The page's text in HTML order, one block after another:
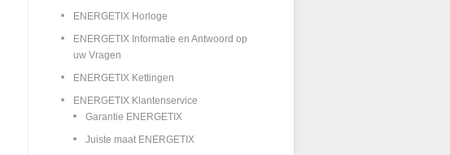
ENERGETIX Horloge
ENERGETIX Informatie en Antwoord op
uw Vragen
ENERGETIX Kettingen
ENERGETIX Klantenservice
Garantie ENERGETIX
Juiste maat ENERGETIX